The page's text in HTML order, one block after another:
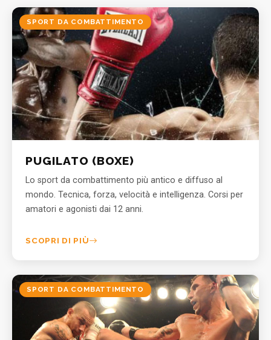
SPORT DA COMBATTIMENTO
PUGILATO (BOXE)
Lo sport da combattimento più antico e diffuso al
mondo. Tecnica, forza, velocità e intelligenza. Corsi per
amatori e agonisti dai 12 anni.
SCOPRI DI PIÙ
SPORT DA COMBATTIMENTO